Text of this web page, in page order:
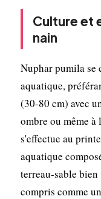
Culture et
nain
Nuphar pumila se
aquatique,
(30-80 cm) avec
ombre ou même
s'effectue au
aquatique
terreau-sable bien
compris comme